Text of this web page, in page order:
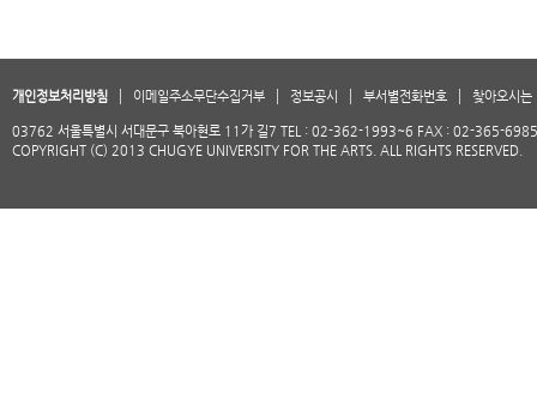
개인정보처리방침 이메일주소무단수집거부 정보공시 부서별전화번호 찾아오시는
03762 서울특별시 서대문구 북아현로 11가 길7 TEL : 02-362-1993~6 FAX : 02-365-6985
COPYRIGHT (C) 2013 CHUGYE UNIVERSITY FOR THE ARTS. ALL RIGHTS RESERVED.